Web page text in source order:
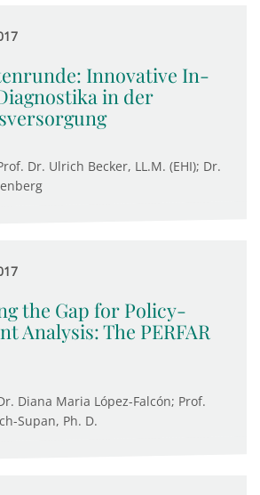
Innovative In-
in der
Dr. Ulrich Becker, LL.M. (EHI); Dr.
the Gap for Policy-
Analysis: The PERFAR
Diana Maria López-Falcón; Prof.
Supan, Ph. D.